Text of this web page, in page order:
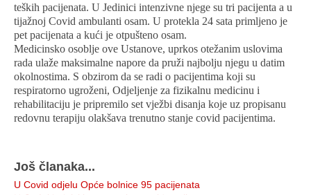
teških pacijenata. U Jedinici intenzivne njege su tri pacijenta a u
tijažnoj Covid ambulanti osam. U protekla 24 sata primljeno je
pet pacijenata a kući je otpušteno osam.
Medicinsko osoblje ove Ustanove, uprkos otežanim uslovima
rada ulaže maksimalne napore da pruži najbolju njegu u datim
okolnostima. S obzirom da se radi o pacijentima koji su
respiratorno ugroženi, Odjeljenje za fizikalnu medicinu i
rehabilitaciju je pripremilo set vježbi disanja koje uz propisanu
redovnu terapiju olakšava trenutno stanje covid pacijentima.
Još članaka...
U Covid odjelu Opće bolnice 95 pacijenata